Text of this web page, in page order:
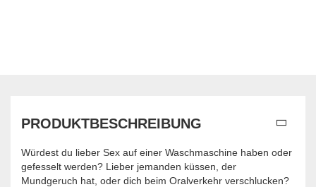
PRODUKTBESCHREIBUNG
Würdest du lieber Sex auf einer Waschmaschine haben oder
gefesselt werden? Lieber jemanden küssen, der
Mundgeruch hat, oder dich beim Oralverkehr verschlucken?